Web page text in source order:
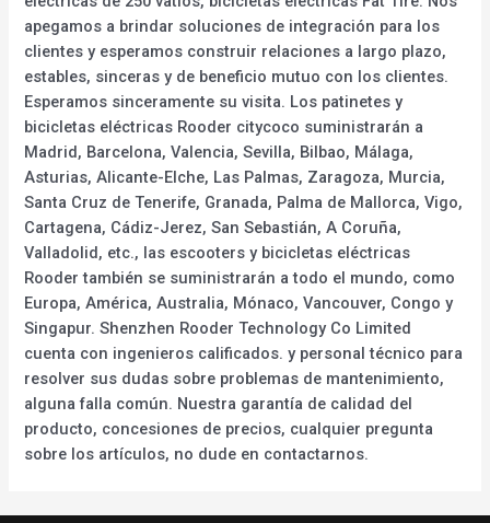
apegamos a brindar soluciones de integración para los
clientes y esperamos construir relaciones a largo plazo,
estables, sinceras y de beneficio mutuo con los clientes.
Esperamos sinceramente su visita. Los patinetes y
bicicletas eléctricas Rooder citycoco suministrarán a
Madrid, Barcelona, Valencia, Sevilla, Bilbao, Málaga,
Asturias, Alicante-Elche, Las Palmas, Zaragoza, Murcia,
Santa Cruz de Tenerife, Granada, Palma de Mallorca, Vigo,
Cartagena, Cádiz-Jerez, San Sebastián, A Coruña,
Valladolid, etc., las escooters y bicicletas eléctricas
Rooder también se suministrarán a todo el mundo, como
Europa, América, Australia, Mónaco, Vancouver, Congo y
Singapur. Shenzhen Rooder Technology Co Limited
cuenta con ingenieros calificados. y personal técnico para
resolver sus dudas sobre problemas de mantenimiento,
alguna falla común. Nuestra garantía de calidad del
producto, concesiones de precios, cualquier pregunta
sobre los artículos, no dude en contactarnos.